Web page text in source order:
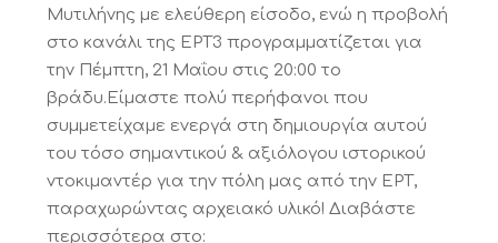
Μυτιλήνης με ελεύθερη είσοδο, ενώ η προβολή
στο κανάλι της ΕΡΤ3 προγραμματίζεται για
την Πέμπτη, 21 Μαΐου στις 20:00 το
βράδυ.Είμαστε πολύ περήφανοι που
συμμετείχαμε ενεργά στη δημιουργία αυτού
του τόσο σημαντικού & αξιόλογου ιστορικού
ντοκιμαντέρ για την πόλη μας από την ΕΡΤ,
παραχωρώντας αρχειακό υλικό! Διαβάστε
περισσότερα στο: